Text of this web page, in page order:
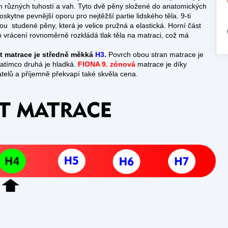
tuhostí a vah. Tyto dvě pěny složené do anatomických
pevnější oporu pro nejtěžší partie lidského těla. 9-ti
studené pěny, která je velice pružná a elastická. Horní část
rovnoměrně rozkládá tlak těla na matraci, což má
matrace je středně měkká H3. Povrch obou stran matrace je
druhá je hladká.
FIONA 9. zónová matrace je díky
a příjemně překvapí také skvěla cena.